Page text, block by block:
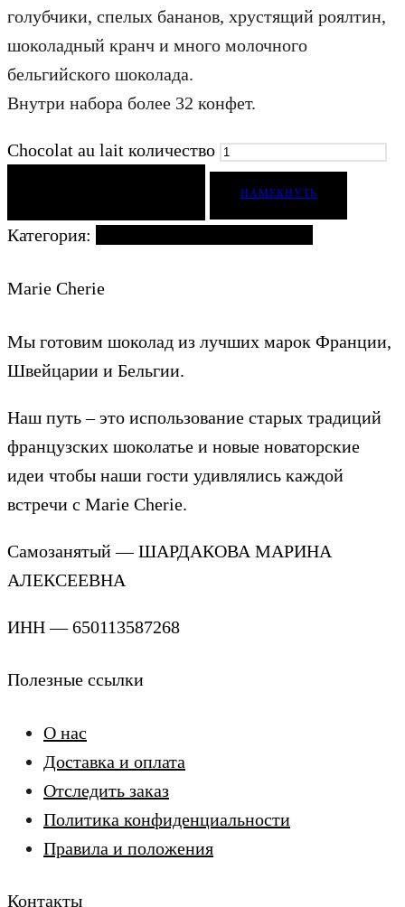
голубчики, спелых бананов, хрустящий роялтин,
шоколадный кранч и много молочного
бельгийского шоколада.
Внутри набора более 32 конфет.
Chocolat au lait количество
НАМЕКНУТЬ
Категория:
Marie Cherie
Мы готовим шоколад из лучших марок Франции,
Швейцарии и Бельгии.
Наш путь – это использование старых традиций
французских шоколатье и новые новаторские
идеи чтобы наши гости удивлялись каждой
встречи с Marie Cherie.
Самозанятый — ШАРДАКОВА МАРИНА
АЛЕКСЕЕВНА
ИНН — 650113587268
Полезные ссылки
О нас
Доставка и оплата
Отследить заказ
Политика конфиденциальности
Правила и положения
Контакты